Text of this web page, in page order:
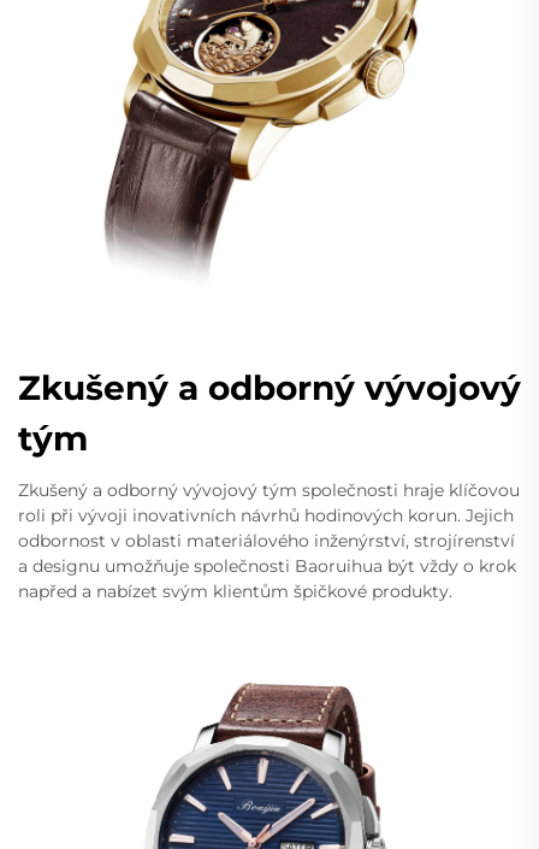
Zkušený a odborný vývojový
tým
Zkušený a odborný vývojový tým společnosti hraje klíčovou
roli při vývoji inovativních návrhů hodinových korun. Jejich
odbornost v oblasti materiálového inženýrství, strojírenství
a designu umožňuje společnosti Baoruihua být vždy o krok
napřed a nabízet svým klientům špičkové produkty.